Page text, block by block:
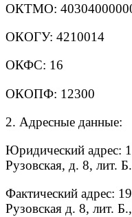
ОКТМО:
ОКОГУ: 4210014
ОКФС: 16
ОКОПФ: 12300
2. Адресные данные:
Юридический адрес:
Рузовская, д. 8, лит.
Фактический адрес:
Рузовская д. 8, лит.